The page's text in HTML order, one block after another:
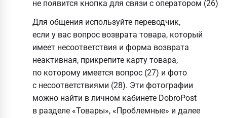
не появится кнопка для связи с оператором (26)
Для общения используйте переводчик,
если у вас вопрос возврата товара, который
имеет несоответствия и форма возврата
неактивная, прикрепите карту товара,
по которому имеется вопрос (27) и фото
с несоответствиями (28). Эти фотографии
можно найти в личном кабинете DobroPost
в разделе «Товары», «Проблемные» и далее